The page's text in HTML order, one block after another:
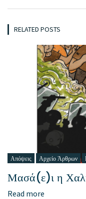
RELATED POSTS
Απόψεις Αρχείο Άρθρων
Μασά(ε)ι η
Read more